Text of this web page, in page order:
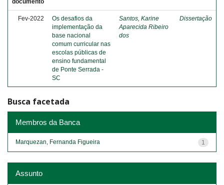
documento
Fev-2022
Os desafios da
implementação da
base nacional
comum curricular nas
escolas públicas de
ensino fundamental
de Ponte Serrada -
SC
Santos, Karine
Aparecida Ribeiro
dos
Dissertação
Busca facetada
Membros da Banca
1
Marquezan, Fernanda Figueira
Assunto